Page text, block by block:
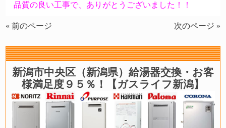
品質の良い工事で、ありがとうございました！！
« 前のページ 次のページ »
新潟市中央区（新潟県）給湯器交換・お客
様満足度９５％！【ガスライフ新潟】